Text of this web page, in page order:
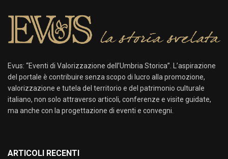
Evus: “Eventi di Valorizzazione dell’Umbria Storica”. L’aspirazione
del portale è contribuire senza scopo di lucro alla promozione,
valorizzazione e tutela del territorio e del patrimonio culturale
italiano, non solo attraverso articoli, conferenze e visite guidate,
ma anche con la progettazione di eventi e convegni.
ARTICOLI RECENTI